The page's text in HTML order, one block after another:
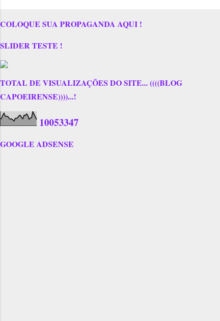
COLOQUE SUA PROPAGANDA AQUI !
SLIDER TESTE !
TOTAL DE VISUALIZAÇÕES DO SITE... ((((BLOG
CAPOEIRENSE))))...!
10053347
GOOGLE ADSENSE